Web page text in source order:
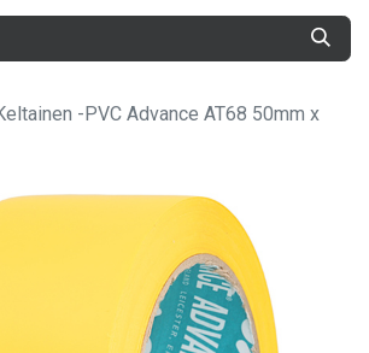
-PVC Advance AT68 50mm x